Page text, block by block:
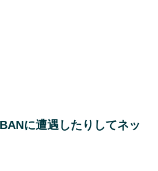
に遭遇したりしてネッ